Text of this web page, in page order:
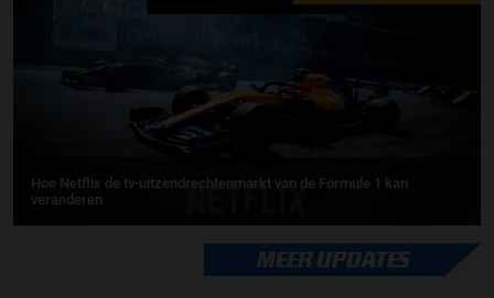
Hoe Netflix de tv-uitzendrechtenmarkt van de Formule 1 kan
veranderen
MEER UPDATES